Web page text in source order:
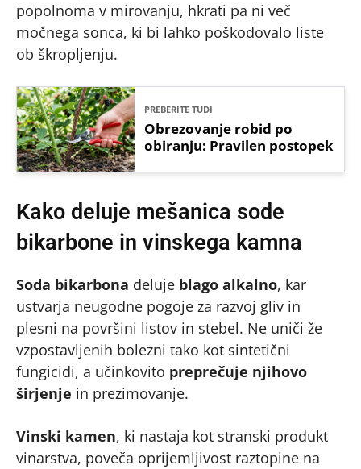
popolnoma v mirovanju, hkrati pa ni več
močnega sonca, ki bi lahko poškodovalo liste
ob škropljenju.
PREBERITE TUDI
Obrezovanje robid po
obiranju: Pravilen postopek
Kako deluje mešanica sode
bikarbone in vinskega kamna
Soda bikarbona deluje blago alkalno, kar
ustvarja neugodne pogoje za razvoj gliv in
plesni na površini listov in stebel. Ne uniči že
vzpostavljenih bolezni tako kot sintetični
fungicidi, a učinkovito preprečuje njihovo
širjenje in prezimovanje.
Vinski kamen, ki nastaja kot stranski produkt
vinarstva, poveča oprijemljivost raztopine na